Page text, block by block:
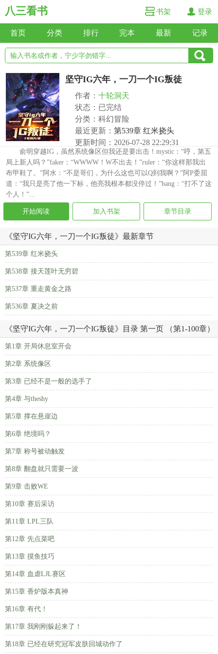
八三看书 书架 登录
首页 分类 排行 完本 最新 记录
坚守IG六年，一刀一个IG叛徒
作者： 十轮洞天
状态：已完结
分类：科幻冒险
最近更新： 第539章 红米挠头
更新时间：2026-07-28 22:29:31
俞明穿越IG，虽然系统像区但我还是要出击！mystic：“哼，第五
局上新人吗？”faker：“WWWW！W不出去！”ruler：“你这样那我出
布甲鞋了。”阿水：“不是哥们，为什么这也可以Q到我啊？”阿P委屈
道：“我只是亮了他一下标，他亮我根本都没停过！”bang：“打不了这
个人！”...
开始阅读 加入书架 章节目录
《坚守IG六年，一刀一个IG叛徒》最新章节
第539章 红米挠头
第538章 接天莲叶无穷碧
第537章 重走黄金之路
第536章 夏决之前
《坚守IG六年，一刀一个IG叛徒》目录 第一页 （第1-100章）
第1章 开局休息室开会
第2章 系统像区
第3章 已经不是一般的选手了
第4章 与theshy
第5章 撑在悬崖边
第6章 绝境吗？
第7章 称号被动触发
第8章 翻盘就只需要一波
第9章 击败WE
第10章 赛后采访
第11章 LPL三队
第12章 先点菜吧
第13章 摸鱼技巧
第14章 血虐LJL赛区
第15章 香炉版本真神
第16章 有代！
第17章 我刚刚躲起来了！
第18章 已经在研究冠军皮肤回城动作了